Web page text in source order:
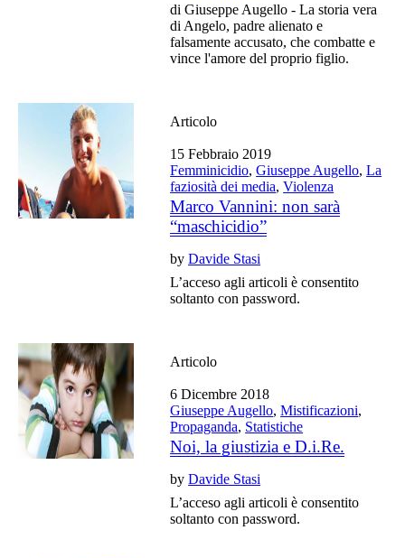
di Giuseppe Augello - La storia vera
di Angelo, padre alienato e
falsamente accusato, che combatte e
vince l'amore del proprio figlio.
Articolo
15 Febbraio 2019
Femminicidio,Giuseppe Augello,La
faziosità dei media,Violenza
Marco Vannini: non sarà
“maschicidio”
byDavide Stasi
L’acceso agli articoli è consentito
soltanto con password.
Articolo
6 Dicembre 2018
Giuseppe Augello,Mistificazioni,
Propaganda, Statistiche
Noi, la giustizia e D.i.Re.
byDavide Stasi
L’acceso agli articoli è consentito
soltanto con password.